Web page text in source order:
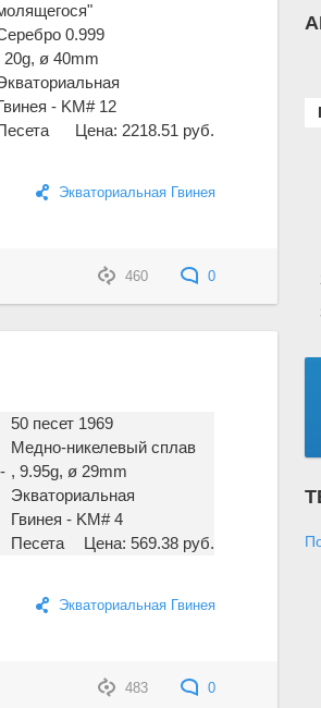
0.999
20g, ø 40mm
- KM# 12
Цена: 2218.51 руб.
Экваториальная Гвинея
460 0
50 песет 1969
Медно-никелевый сплав
, 9.95g, ø 29mm
Экваториальная
Гвинея - KM# 4
Песета
Цена: 569.38 руб.
Экваториальная Гвинея
483 0